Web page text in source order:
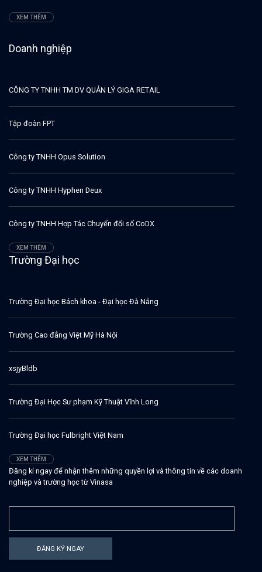
XEM THÊM
Doanh nghiệp
CÔNG TY TNHH TM DV QUẢN LÝ GIGA RETAIL
Tập đoàn FPT
Công ty TNHH Opus Solution
Công ty TNHH Hyphen Deux
Công ty TNHH Hợp Tác Chuyển đổi số CoDX
XEM THÊM
Trường Đại học
Trường Đại học Bách khoa - Đại học Đà Nẵng
Trường Cao đẳng Việt Mỹ Hà Nội
xsjyBldb
Trường Đại Học Sư phạm Kỹ Thuật Vĩnh Long
Trường Đại học Fulbright Việt Nam
XEM THÊM
Đăng kí ngay để nhận thêm những quyền lợi và thông tin về các doanh
nghiệp và trường học từ Vinasa
ĐĂNG KÝ NGAY